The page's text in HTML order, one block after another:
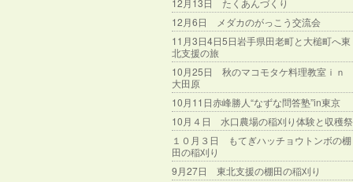
12月13日 たくあんづくり
12月6日 メダカのがっこう交流会
11月3日4日5日岩手県田老町と大槌町へ東
北支援の旅
10月25日 秋のマコモタケ料理教室ｉｎ
大田原
10月11日赤峰勝人“なずな問答塾”in東京
10月４日 水口農場の稲刈り体験と収穫祭
１０月３日 もてぎハッチョウトンボの棚
田の稲刈り
9月27日 東北支援の棚田の稲刈り